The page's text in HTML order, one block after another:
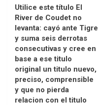
Utilice este título El
River de Coudet no
levanta: cayó ante Tigre
y suma seis derrotas
consecutivas y cree en
base a ese titulo
original un titulo nuevo,
preciso, comprensible
y que no pierda
relacion con el titulo